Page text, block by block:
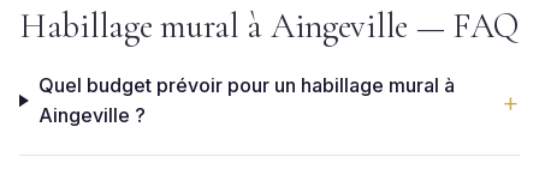
Habillage mural à Aingeville — FAQ
Quel budget prévoir pour un habillage mural à
Aingeville ?